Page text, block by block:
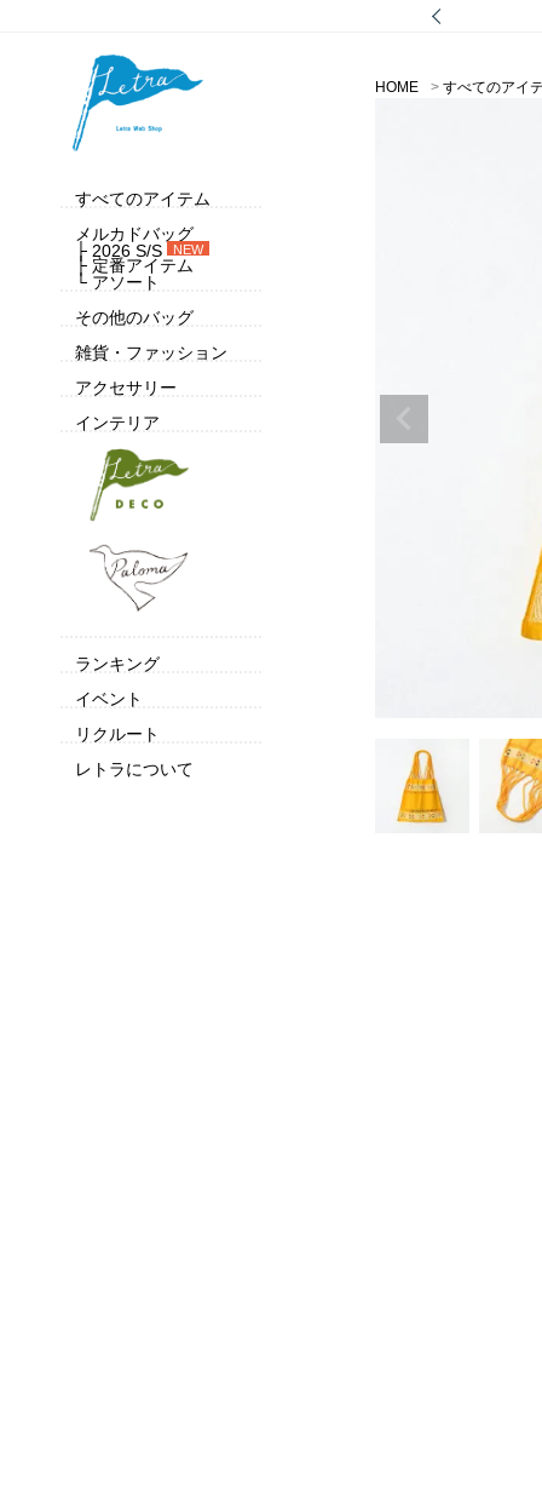
すべてのアイテム
メルカドバッグ
├ 2026 S/S
NEW
├ 定番アイテム
└ アソート
その他のバッグ
雑貨・ファッション
アクセサリー
インテリア
ランキング
イベント
リクルート
レトラについて
HOME すべてのアイ